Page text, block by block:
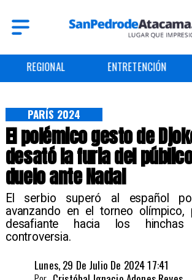
REGIONAL ENTRETENCIÓN
El polémico gesto de
desató la furia del
duelo ante Nadal
​El serbio superó al español
avanzando en el torneo
desafiante hacia los
controversia.
PARÍS 2024
Lunes, 29 De Julio De 2024 17:41